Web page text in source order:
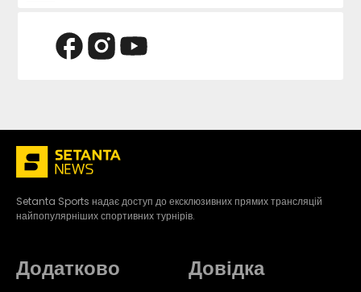
Setanta Sports надає доступ до ексклюзивних прямих трансляцій
найпопулярніших спортивних турнірів.
Додатково Довідка